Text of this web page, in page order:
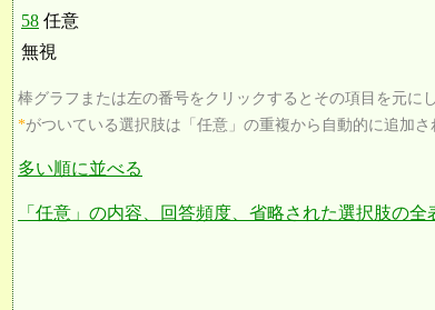
58 任意
無視
棒グラフまたは左の番号をクリックするとその項目を元に
*がついている選択肢は「任意」の重複から自動的に追加さ
多い順に並べる
「任意」の内容、回答頻度、省略された選択肢の